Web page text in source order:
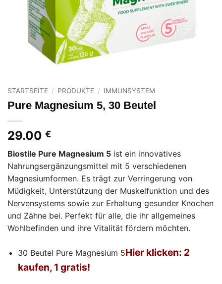
STARTSEITE / PRODUKTE / IMMUNSYSTEM
Pure Magnesium 5, 30 Beutel
29.00 €
Biostile Pure Magnesium 5 ist ein innovatives
Nahrungsergänzungsmittel mit 5 verschiedenen
Magnesiumformen. Es trägt zur Verringerung von
Müdigkeit, Unterstützung der Muskelfunktion und des
Nervensystems sowie zur Erhaltung gesunder Knochen
und Zähne bei. Perfekt für alle, die ihr allgemeines
Wohlbefinden und ihre Vitalität fördern möchten.
30 Beutel Pure Magnesium 5Hier klicken: 2
kaufen, 1 gratis!